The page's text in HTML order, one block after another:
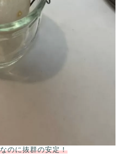
のに抜群の安定！